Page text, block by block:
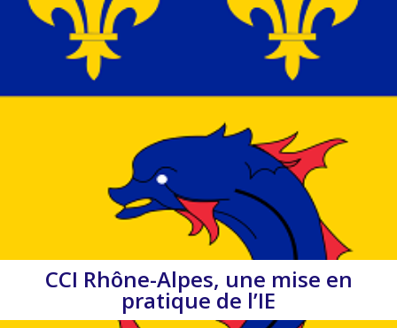
CCI Rhône-Alpes, une mise en
pratique de l’IE